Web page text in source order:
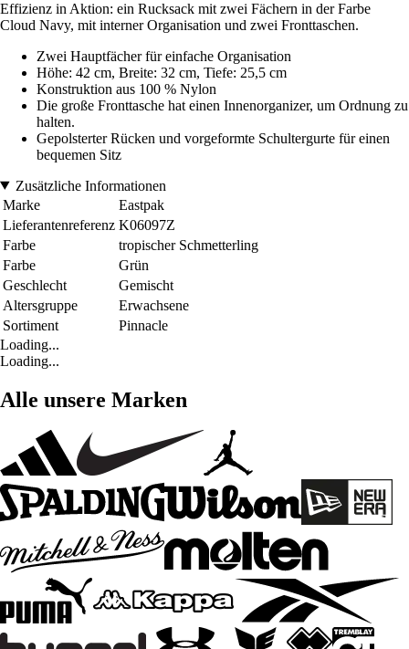
Effizienz in Aktion: ein Rucksack mit zwei Fächern in der Farbe
Cloud Navy, mit interner Organisation und zwei Fronttaschen.
Zwei Hauptfächer für einfache Organisation
Höhe: 42 cm, Breite: 32 cm, Tiefe: 25,5 cm
Konstruktion aus 100 % Nylon
Die große Fronttasche hat einen Innenorganizer, um Ordnung zu
halten.
Gepolsterter Rücken und vorgeformte Schultergurte für einen
bequemen Sitz
Zusätzliche Informationen
Marke
Eastpak
Lieferantenreferenz K06097Z
Farbe
tropischer Schmetterling
Farbe
Grün
Geschlecht
Gemischt
Altersgruppe
Erwachsene
Sortiment
Pinnacle
Loading...
Loading...
Alle unsere Marken